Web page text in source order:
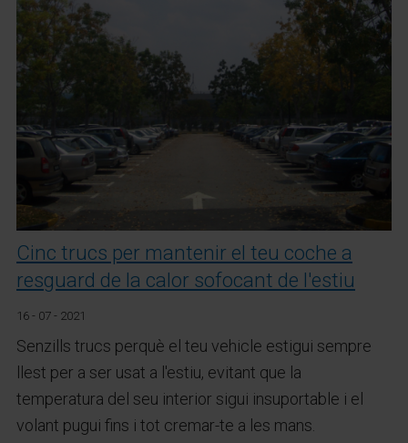
Cinc trucs per mantenir el teu coche a
resguard de la calor sofocant de l'estiu
16 - 07 - 2021
Senzills trucs perquè el teu vehicle estigui sempre
llest per a ser usat a l'estiu, evitant que la
temperatura del seu interior sigui insuportable i el
volant pugui fins i tot cremar-te a les mans.